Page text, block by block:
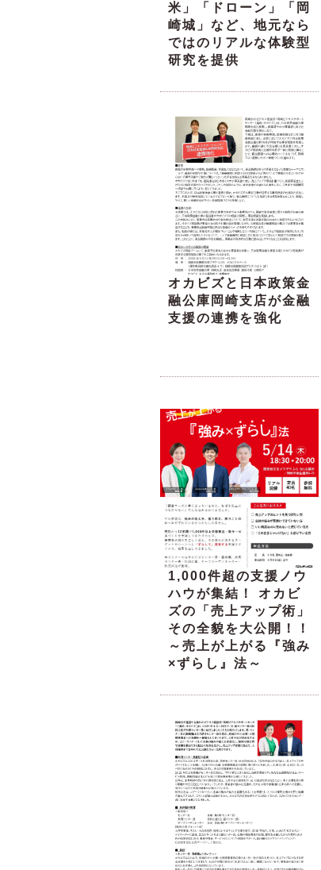
米」「ドローン」「岡
崎城」など、地元なら
ではのリアルな体験型
研究を提供
オカビズと日本政策金
融公庫岡崎支店が金融
支援の連携を強化
1,000件超の支援ノウ
ハウが集結！ オカビ
ズの「売上アップ術」
その全貌を大公開！！
～売上が上がる『強み
×ずらし』法～